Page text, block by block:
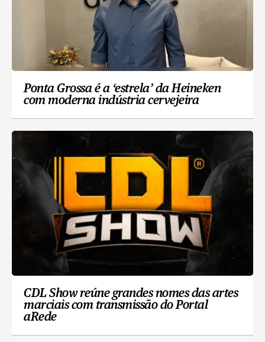
Ponta Grossa é a ‘estrela’ da Heineken
com moderna indústria cervejeira
CDL Show reúne grandes nomes das artes
marciais com transmissão do Portal
aRede